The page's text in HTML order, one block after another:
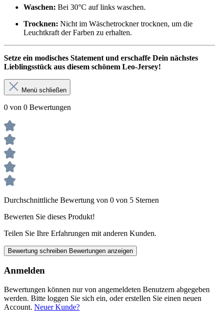
Waschen: Bei 30°C auf links waschen.
Trocknen: Nicht im Wäschetrockner trocknen, um die
Leuchtkraft der Farben zu erhalten.
Setze ein modisches Statement und erschaffe Dein nächstes
Lieblingsstück aus diesem schönem Leo-Jersey!
Menü schließen
0 von 0 Bewertungen
Durchschnittliche Bewertung von 0 von 5 Sternen
Bewerten Sie dieses Produkt!
Teilen Sie Ihre Erfahrungen mit anderen Kunden.
Bewertung schreiben Bewertungen anzeigen
Anmelden
Bewertungen können nur von angemeldeten Benutzern abgegeben
werden. Bitte loggen Sie sich ein, oder erstellen Sie einen neuen
Account. Neuer Kunde?